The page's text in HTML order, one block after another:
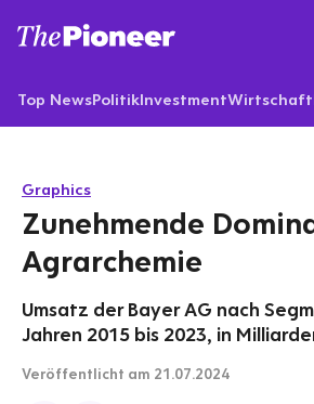
Top NewsPolitikInvestmentWirtschaft
Graphics
Zunehmende
Agrarchemie
Umsatz der Bayer AG nach
Jahren 2015 bis 2023, in
Veröffentlicht am 21.07.2024